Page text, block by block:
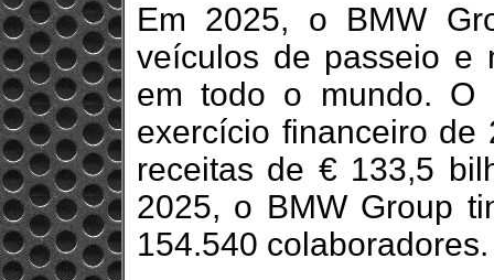
Em 2025, o BMW
veículos de passeio e
em todo o mundo. O
exercício financeiro
receitas de € 133,5
2025, o BMW Group
154.540 colaboradores.